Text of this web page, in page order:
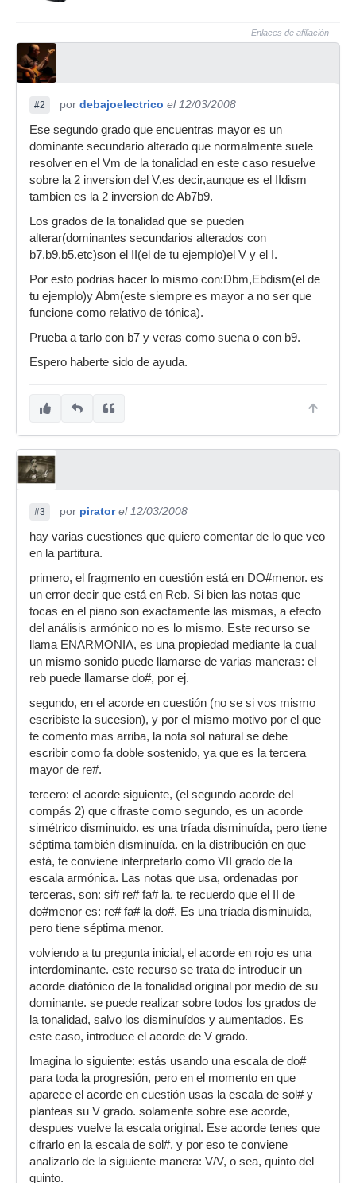
Enlaces de afiliación
#2 por debajoelectrico el 12/03/2008
Ese segundo grado que encuentras mayor es un
dominante secundario alterado que normalmente suele
resolver en el Vm de la tonalidad en este caso resuelve
sobre la 2 inversion del V,es decir,aunque es el IIdism
tambien es la 2 inversion de Ab7b9.
Los grados de la tonalidad que se pueden
alterar(dominantes secundarios alterados con
b7,b9,b5.etc)son el II(el de tu ejemplo)el V y el I.
Por esto podrias hacer lo mismo con:Dbm,Ebdism(el de
tu ejemplo)y Abm(este siempre es mayor a no ser que
funcione como relativo de tónica).
Prueba a tarlo con b7 y veras como suena o con b9.
Espero haberte sido de ayuda.
#3 por pirator el 12/03/2008
hay varias cuestiones que quiero comentar de lo que veo
en la partitura.
primero, el fragmento en cuestión está en DO#menor. es
un error decir que está en Reb. Si bien las notas que
tocas en el piano son exactamente las mismas, a efecto
del análisis armónico no es lo mismo. Este recurso se
llama ENARMONIA, es una propiedad mediante la cual
un mismo sonido puede llamarse de varias maneras: el
reb puede llamarse do#, por ej.
segundo, en el acorde en cuestión (no se si vos mismo
escribiste la sucesion), y por el mismo motivo por el que
te comento mas arriba, la nota sol natural se debe
escribir como fa doble sostenido, ya que es la tercera
mayor de re#.
tercero: el acorde siguiente, (el segundo acorde del
compás 2) que cifraste como segundo, es un acorde
simétrico disminuido. es una tríada disminuída, pero tiene
séptima también disminuída. en la distribución en que
está, te conviene interpretarlo como VII grado de la
escala armónica. Las notas que usa, ordenadas por
terceras, son: si# re# fa# la. te recuerdo que el II de
do#menor es: re# fa# la do#. Es una tríada disminuída,
pero tiene séptima menor.
volviendo a tu pregunta inicial, el acorde en rojo es una
interdominante. este recurso se trata de introducir un
acorde diatónico de la tonalidad original por medio de su
dominante. se puede realizar sobre todos los grados de
la tonalidad, salvo los disminuídos y aumentados. Es
este caso, introduce el acorde de V grado.
Imagina lo siguiente: estás usando una escala de do#
para toda la progresión, pero en el momento en que
aparece el acorde en cuestión usas la escala de sol# y
planteas su V grado. solamente sobre ese acorde,
despues vuelve la escala original. Ese acorde tenes que
cifrarlo en la escala de sol#, y por eso te conviene
analizarlo de la siguiente manera: V/V, o sea, quinto del
quinto.